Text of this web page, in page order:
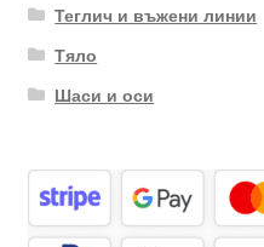
Теглич и въжени линии
Тяло
Шаси и оси